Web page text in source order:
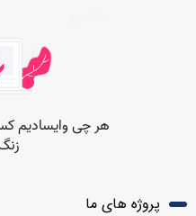
پروژه های ما